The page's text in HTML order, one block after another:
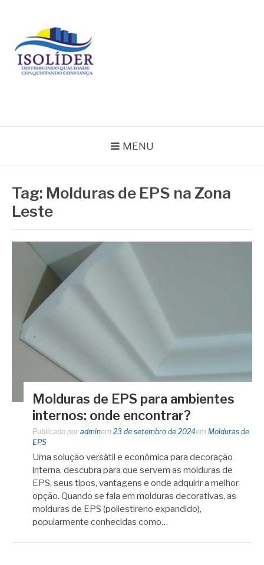
conteúdo
MENU
Tag: Molduras de EPS na Zona
Leste
Molduras de EPS para ambientes
internos: onde encontrar?
Publicado por adminem 23 de setembro de 2024em Molduras de
EPS
Uma solução versátil e econômica para decoração
interna, descubra para que servem as molduras de
EPS, seus tipos, vantagens e onde adquirir a melhor
opção. Quando se fala em molduras decorativas, as
molduras de EPS (poliestireno expandido),
popularmente conhecidas como…